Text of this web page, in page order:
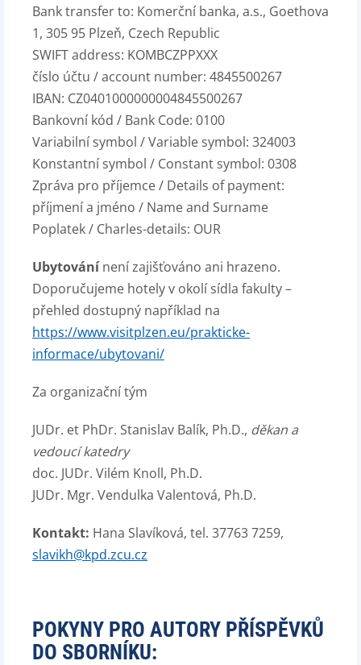
Bank transfer to: Komerční banka, a.s., Goethova
1, 305 95 Plzeň, Czech Republic
SWIFT address: KOMBCZPPXXX
číslo účtu / account number: 4845500267
IBAN: CZ0401000000004845500267
Bankovní kód / Bank Code: 0100
Variabilní symbol / Variable symbol: 324003
Konstantní symbol / Constant symbol: 0308
Zpráva pro příjemce / Details of payment:
příjmení a jméno / Name and Surname
Poplatek / Charles-details: OUR
Ubytovánínení zajišťováno ani hrazeno.
Doporučujeme hotely v okolí sídla fakulty –
přehled dostupný například na
https://www.visitplzen.eu/prakticke-
informace/ubytovani/
Za organizační tým
JUDr. et PhDr. Stanislav Balík, Ph.D., děkan a
vedoucí katedry
doc. JUDr. Vilém Knoll, Ph.D.
JUDr. Mgr. Vendulka Valentová, Ph.D.
Kontakt: Hana Slavíková, tel. 37763 7259,
slavikh@kpd.zcu.cz
POKYNY PRO AUTORY PŘÍSPĚVKŮ
DO SBORNÍKU: